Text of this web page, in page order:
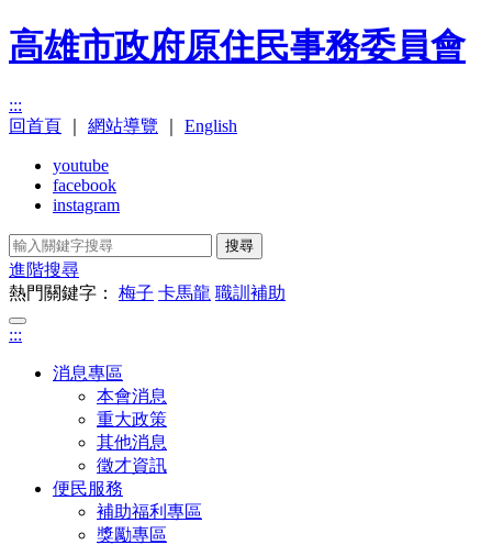
高雄市政府原住民事務委員會
:::
回首頁
網站導覽 English
youtube
facebook
instagram
搜尋
進階搜尋
熱門關鍵字： 梅子 卡馬龍 職訓補助
:::
消息專區
本會消息
重大政策
其他消息
徵才資訊
便民服務
補助福利專區
獎勵專區